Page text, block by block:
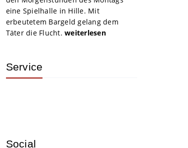
eine Spielhalle in Hille. Mit
erbeutetem Bargeld gelang dem
Täter die Flucht. weiterlesen
Service
Social